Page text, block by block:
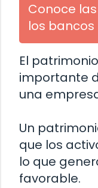
Conoce
los bancos
El
importante
una
Un
que los
lo que
favorable.